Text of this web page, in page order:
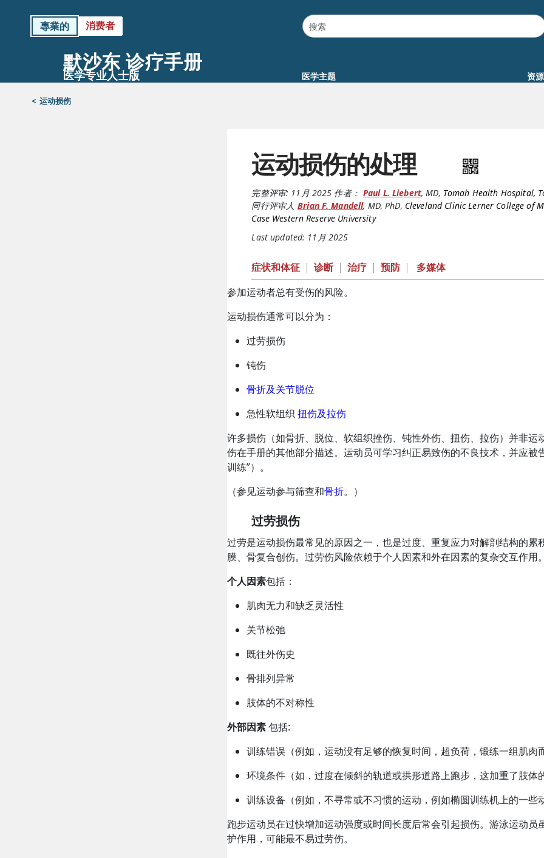
專業的 消费者
默沙东 诊疗手册
医学专业人士版 医学主题 资源
< 运动损伤
运动损伤的处理
完整评审: 11月 2025 作者： Paul L. Liebert,MD, Tomah Health Hospital,
同行评审人 Brian F. Mandell, MD, PhD, Cleveland Clinic Lerner College of
Case Western Reserve University
Last updated: 11月 2025
症状和体征 | 诊断 | 治疗 | 预防 |
多媒体
参加运动者总有受伤的风险。
运动损伤通常可以分为：
过劳损伤
钝伤
骨折及关节脱位
急性软组织扭伤及拉伤
许多损伤（如骨折、脱位、软组织挫伤、钝性外伤、扭伤、拉伤）并非
伤在手册的其他部分描述。运动员可学习纠正易致伤的不良技术，并应
训练”）。
（参见运动参与筛查和骨折。）
过劳损伤
过劳是运动损伤最常见的原因之一，也是过度、重复应力对解剖结构的
膜、骨复合创伤。过劳伤风险依赖于个人因素和外在因素的复杂交互作用。
个人因素包括：
肌肉无力和缺乏灵活性
关节松弛
既往外伤史
骨排列异常
肢体的不对称性
外部因素包括:
训练错误（例如，运动没有足够的恢复时间，超负荷，锻练一组肌肉
环境条件（如，过度在倾斜的轨道或拱形道路上跑步，这加重了肢体
训练设备（例如，不寻常或不习惯的运动，例如椭圆训练机上的一些
跑步运动员在过快增加运动强度或时间长度后常会引起损伤。游泳运动
护作用，可能最不易过劳伤。